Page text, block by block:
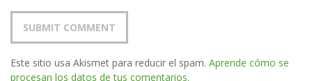
Este sitio usa Akismet para reducir el spam. Aprende cómo se
procesan los datos de tus comentarios.